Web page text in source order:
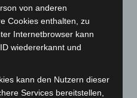
von anderen
Cookies enthalten, zu
Internetbrowser kann
wiedererkannt und
kann den Nutzern dieser
Services bereitstellen,